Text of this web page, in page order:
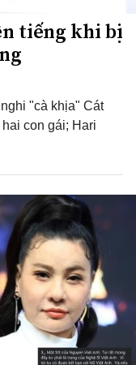
tiếng khi bị
"cà khịa" Cát
con gái; Hari